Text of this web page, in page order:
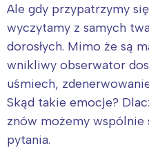
Ale gdy przypatrzymy
wyczytamy z samych
dorosłych. Mimo że są
wnikliwy obserwator
uśmiech,
Skąd takie emocje?
znów możemy
pytania.